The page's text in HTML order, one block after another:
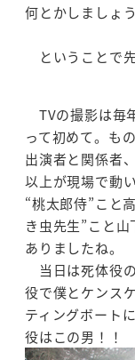
何とかしましょう
ということで
TVの撮影は毎
って初めて。も
出演者と関係者
以上が現場で動
“桃太郎侍”こと
き虫先生”こと
ありましたね。
当日は死体役
役で僕とケンス
ティングボート
役はこの男！！